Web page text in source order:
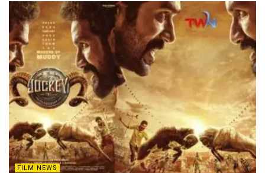
FILM NEWS